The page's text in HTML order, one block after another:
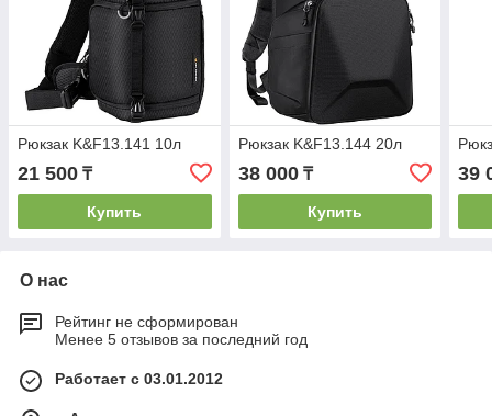
Рюкзак K&F13.141 10л
21 500 ₸
Купить
Рюкзак K&F13.144 20л
38 000₸
Купить
39
О нас
Рейтинг не сформирован
Менее 5 отзывов за последний год
Работает с 03.01.2012